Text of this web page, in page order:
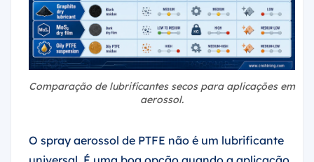
Comparação de lubrificantes secos para aplicações em
aerossol.
O spray aerossol de PTFE não é um lubrificante